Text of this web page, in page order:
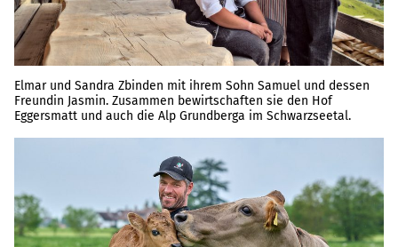
Elmar und Sandra Zbinden mit ihrem Sohn Samuel und dessen
Freundin Jasmin. Zusammen bewirtschaften sie den Hof
Eggersmatt und auch die Alp Grundberga im Schwarzseetal.